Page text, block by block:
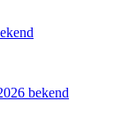
bekend